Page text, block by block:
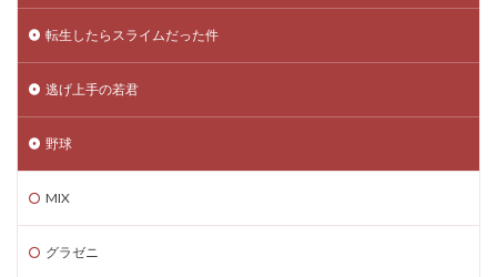
転生したらスライムだった件
逃げ上手の若君
野球
MIX
グラゼニ